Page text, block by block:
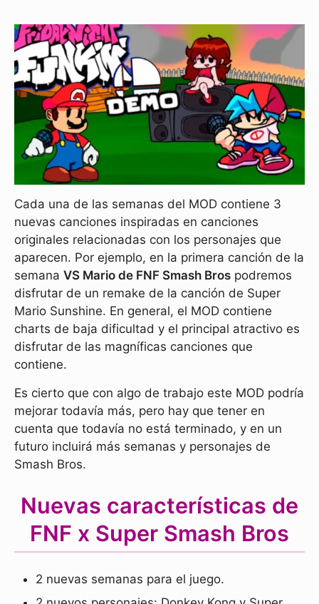
Cada una de las semanas del MOD contiene 3
nuevas canciones inspiradas en canciones
originales relacionadas con los personajes que
aparecen. Por ejemplo, en la primera canción de la
semana VS Mario de FNF Smash Bros podremos
disfrutar de un remake de la canción de Super
Mario Sunshine. En general, el MOD contiene
charts de baja dificultad y el principal atractivo es
disfrutar de las magníficas canciones que
contiene.
Es cierto que con algo de trabajo este MOD podría
mejorar todavía más, pero hay que tener en
cuenta que todavía no está terminado, y en un
futuro incluirá más semanas y personajes de
Smash Bros.
Nuevas características de
FNF x Super Smash Bros
2 nuevas semanas para el juego.